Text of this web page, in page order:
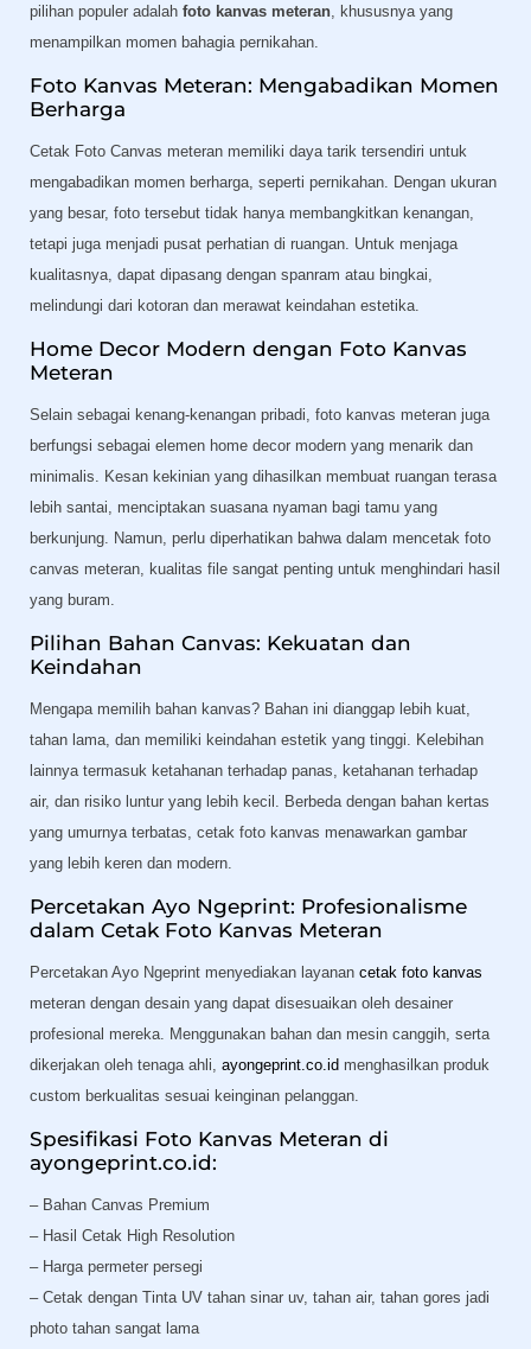
pilihan populer adalah foto kanvas meteran , khususnya yang
menampilkan momen bahagia pernikahan.
Foto Kanvas Meteran: Mengabadikan Momen
Berharga
Cetak Foto Canvas meteran memiliki daya tarik tersendiri untuk
mengabadikan momen berharga, seperti pernikahan. Dengan ukuran
yang besar, foto tersebut tidak hanya membangkitkan kenangan,
tetapi juga menjadi pusat perhatian di ruangan. Untuk menjaga
kualitasnya, dapat dipasang dengan spanram atau bingkai,
melindungi dari kotoran dan merawat keindahan estetika.
Home Decor Modern dengan Foto Kanvas
Meteran
Selain sebagai kenang-kenangan pribadi, foto kanvas meteran juga
berfungsi sebagai elemen home decor modern yang menarik dan
minimalis. Kesan kekinian yang dihasilkan membuat ruangan terasa
lebih santai, menciptakan suasana nyaman bagi tamu yang
berkunjung. Namun, perlu diperhatikan bahwa dalam mencetak foto
canvas meteran, kualitas file sangat penting untuk menghindari hasil
yang buram.
Pilihan Bahan Canvas: Kekuatan dan
Keindahan
Mengapa memilih bahan kanvas? Bahan ini dianggap lebih kuat,
tahan lama, dan memiliki keindahan estetik yang tinggi. Kelebihan
lainnya termasuk ketahanan terhadap panas, ketahanan terhadap
air, dan risiko luntur yang lebih kecil. Berbeda dengan bahan kertas
yang umurnya terbatas, cetak foto kanvas menawarkan gambar
yang lebih keren dan modern.
Percetakan Ayo Ngeprint: Profesionalisme
dalam Cetak Foto Kanvas Meteran
Percetakan Ayo Ngeprint menyediakan layanan cetak foto kanvas
meteran dengan desain yang dapat disesuaikan oleh desainer
profesional mereka. Menggunakan bahan dan mesin canggih, serta
dikerjakan oleh tenaga ahli, ayongeprint.co.id menghasilkan produk
custom berkualitas sesuai keinginan pelanggan.
Spesifikasi Foto Kanvas Meteran di
ayongeprint.co.id:
– Bahan Canvas Premium
– Hasil Cetak High Resolution
– Harga permeter persegi
– Cetak dengan Tinta UV tahan sinar uv, tahan air, tahan gores jadi
photo tahan sangat lama